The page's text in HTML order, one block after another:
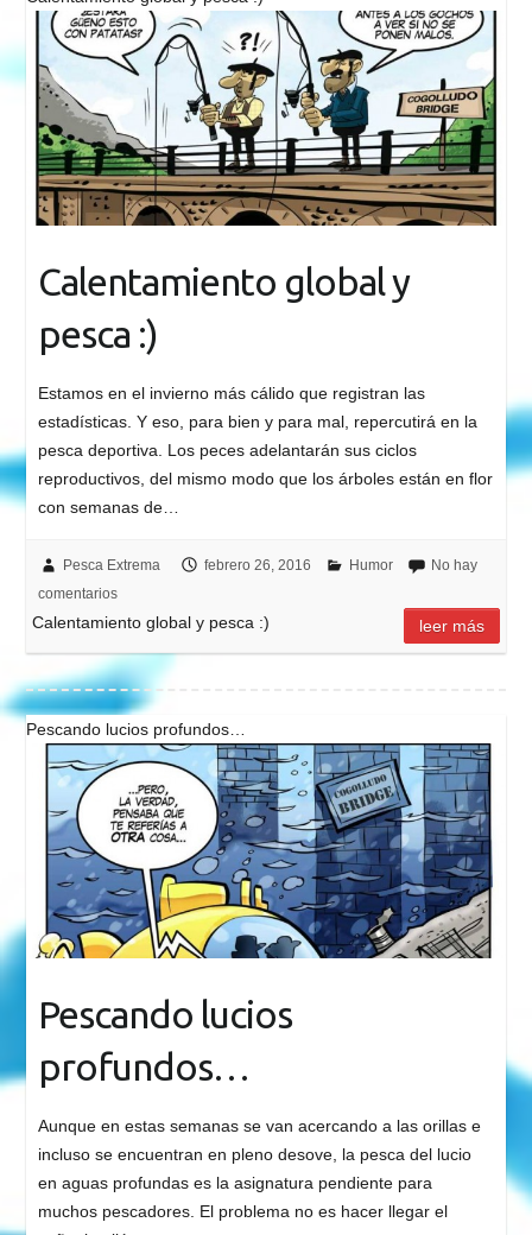
Calentamiento global y
pesca :)
Estamos en el invierno más cálido que registran las
estadísticas. Y eso, para bien y para mal, repercutirá en la
pesca deportiva. Los peces adelantarán sus ciclos
reproductivos, del mismo modo que los árboles están en flor
con semanas de…
Pesca Extrema febrero 26, 2016 Humor
No hay
comentarios
Calentamiento global y pesca :) leer más
Pescando lucios profundos…
Pescando lucios
profundos…
Aunque en estas semanas se van acercando a las orillas e
incluso se encuentran en pleno desove, la pesca del lucio
en aguas profundas es la asignatura pendiente para
muchos pescadores. El problema no es hacer llegar el